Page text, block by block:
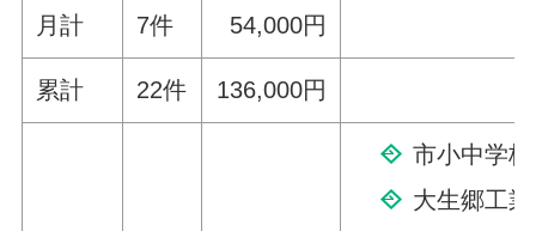
月計 7件 54,000円
累計 22件 136,000円
市小中学
大生郷工